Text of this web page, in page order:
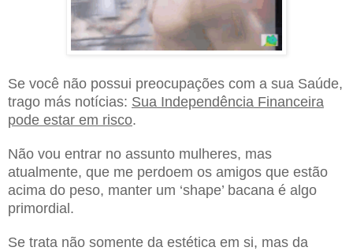
Se você não possui preocupações com a sua Saúde,
trago más notícias: Sua Independência Financeira
pode estar em risco.
Não vou entrar no assunto mulheres, mas
atualmente, que me perdoem os amigos que estão
acima do peso, manter um ‘shape’ bacana é algo
primordial.
Se trata não somente da estética em si, mas da